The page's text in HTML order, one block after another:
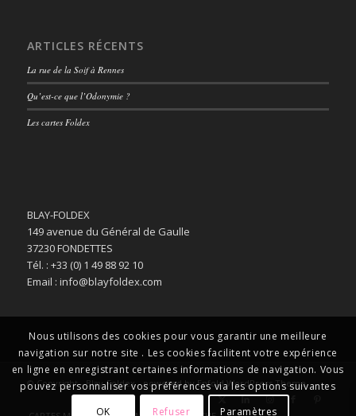
ARTICLES RÉCENTS
La rue de la Soif à Rennes
Qu’est-ce que l’Odonymie ?
Les cartes Foldex
BLAY-FOLDEX
149 avenue du Général de Gaulle
37230 FONDETTES
Tél. : +33 (0) 1 49 88 92 10
Email : info@blayfoldex.com
© Copyright -Blay-Foldex-powered by Enfold WordPress Theme
Nous utilisons des cookies pour vous garantir une meilleure
navigation sur notre site . Les cookies facilitent votre expérience
en ligne en enregistrant certaines informations de navigation. Vous
pouvez personnaliser vos préférences via les options suivantes
OK
Refuser Paramètres